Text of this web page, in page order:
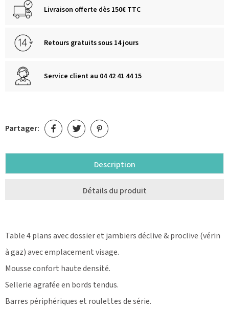
Livraison offerte dès 150€ TTC
Retours gratuits sous 14 jours
Service client au 04 42 41 44 15
Partager:
Description
Détails du produit
Table 4 plans avec dossier et jambiers déclive & proclive (vérin
à gaz) avec emplacement visage.
Mousse confort haute densité.
Sellerie agrafée en bords tendus.
Barres périphériques et roulettes de série.